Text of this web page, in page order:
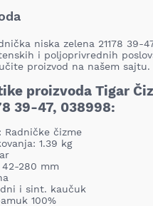
niska zelena 21178 39-
i poljoprivrednih
proizvod na našem sajtu.
proizvoda Tigar
39-47, 038998:
Radničke čizme
1.39 kg
42-280 mm
i sint. kaučuk
100%